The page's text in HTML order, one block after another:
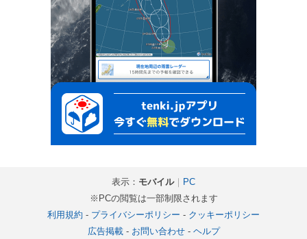
表示： モバイル｜ PC
※PCの閲覧は一部制限されます
利用規約 - プライバシーポリシー - クッキーポリシー
広告掲載- お問い合わせ- ヘルプ